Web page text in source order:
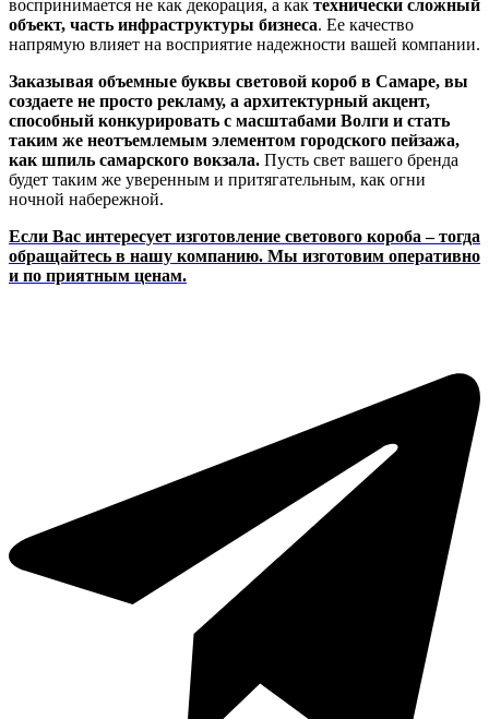
воспринимается не как декорация, а как технически сложный
объект, часть инфраструктуры бизнеса. Ее качество
напрямую влияет на восприятие надежности вашей компании.
Заказывая объемные буквы световой короб в Самаре, вы
создаете не просто рекламу, а архитектурный акцент,
способный конкурировать с масштабами Волги и стать
таким же неотъемлемым элементом городского пейзажа,
как шпиль самарского вокзала. Пусть свет вашего бренда
будет таким же уверенным и притягательным, как огни
ночной набережной.
Если Вас интересует изготовление светового короба – тогда
обращайтесь в нашу компанию. Мы изготовим оперативно
и по приятным ценам.